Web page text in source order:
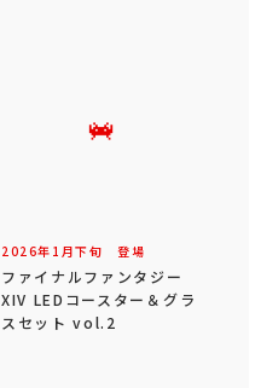
2026年 1 月下旬 登場
ファイナルファンタジー
XIV LEDコースター＆グラ
スセット vol.2